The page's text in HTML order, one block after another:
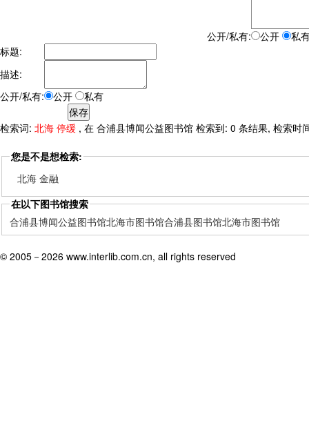
公开/私有: 公开
私
标题:
描述:
公开/私有:
公开 私有
检索词: 北海 停缓 , 在 合浦县博闻公益图书馆 检索到: 0 条结果, 检索时
您是不是想检索:
北海 金融
在以下图书馆搜索
合浦县博闻公益图书馆北海市图书馆合浦县图书馆北海市图书馆
© 2005－ 2026 www.interlib.com.cn, all rights reserved